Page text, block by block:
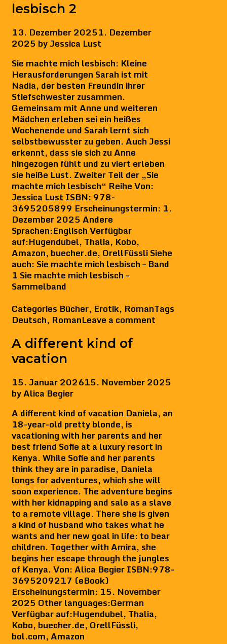
lesbisch 2
13. Dezember 20251. Dezember
2025 byJessica Lust
Sie machte mich lesbisch: Kleine
Herausforderungen Sarah ist mit
Nadia, der besten Freundin ihrer
Stiefschwester zusammen.
Gemeinsam mit Anne und weiteren
Mädchen erleben sei ein heißes
Wochenende und Sarah lernt sich
selbstbewusster zu geben. Auch Jessi
erkennt, dass sie sich zu Anne
hingezogen fühlt und zu viert erleben
sie heiße Lust. Zweiter Teil der „Sie
machte mich lesbisch“ Reihe Von:
Jessica Lust ISBN: 978-
3695205899 Erscheinungstermin: 1.
Dezember 2025 Andere
Sprachen:Englisch Verfügbar
auf:Hugendubel, Thalia, Kobo,
Amazon, buecher.de, OrellFüssli Siehe
auch: Sie machte mich lesbisch – Band
1 Sie machte mich lesbisch –
Sammelband
Categories Bücher, Erotik, RomanTags
Deutsch, RomanLeave a comment
A different kind of
vacation
15. Januar 202615. November 2025
byAlica Begier
A different kind of vacation Daniela, an
18-year-old pretty blonde, is
vacationing with her parents and her
best friend Sofie at a luxury resort in
Kenya. While Sofie and her parents
think they are in paradise, Daniela
longs for adventures, which she will
soon experience. The adventure begins
with her kidnapping and sale as a slave
to a remote village. There she is given
a kind of husband who takes what he
wants and her new goal in life: to bear
children. Together with Amira, she
begins her escape through the jungles
of Kenya. Von: Alica Begier ISBN:978-
3695209217 (eBook)
Erscheinungstermin: 15. November
2025 Other languages:German
Verfügbar auf:Hugendubel, Thalia,
Kobo, buecher.de, OrellFüssli,
bol.com, Amazon